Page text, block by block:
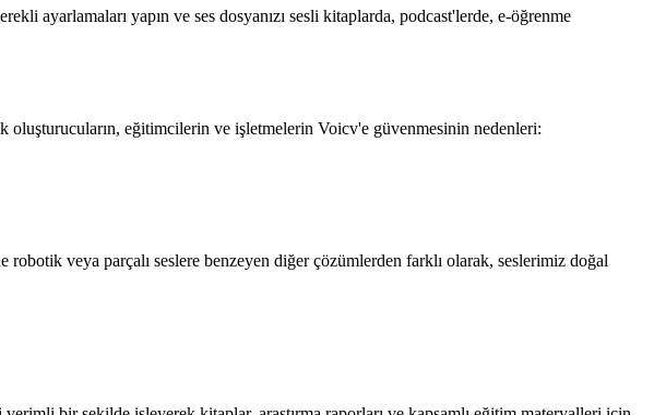
ayarlamaları yapın ve ses dosyanızı sesli kitaplarda, podcast'lerde, e-öğrenme
eğitimcilerin ve işletmelerin Voicv'e güvenmesinin nedenleri:
veya parçalı seslere benzeyen diğer çözümlerden farklı olarak, seslerimiz doğal